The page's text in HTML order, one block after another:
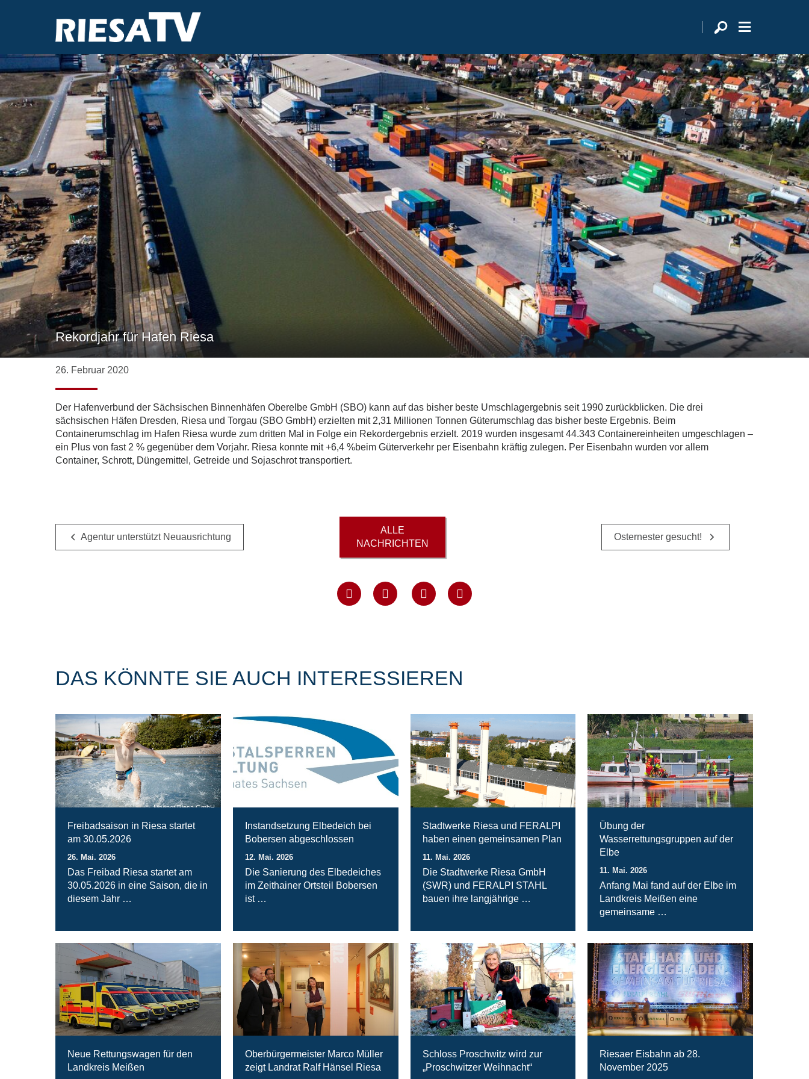
Rekordjahr für Hafen Riesa
26. Februar 2020
Der Hafenverbund der Sächsischen Binnenhäfen Oberelbe GmbH (SBO) kann auf das bisher beste Umschlagergebnis seit 1990 zurückblicken. Die drei
sächsischen Häfen Dresden, Riesa und Torgau (SBO GmbH) erzielten mit 2,31 Millionen Tonnen Güterumschlag das bisher beste Ergebnis. Beim
Containerumschlag im Hafen Riesa wurde zum dritten Mal in Folge ein Rekordergebnis erzielt. 2019 wurden insgesamt 44.343 Containereinheiten umgeschlagen –
ein Plus von fast 2 % gegenüber dem Vorjahr. Riesa konnte mit +6,4 %beim Güterverkehr per Eisenbahn kräftig zulegen. Per Eisenbahn wurden vor allem
Container, Schrott, Düngemittel, Getreide und Sojaschrot transportiert.
Agentur unterstützt Neuausrichtung
ALLE
NACHRICHTEN
Osternester gesucht!
DAS KÖNNTE SIE AUCH INTERESSIEREN
Magnet Riesa GmbH
Freibadsaison in Riesa startet
am 30.05.2026
26. Mai. 2026
Das Freibad Riesa startet am
30.05.2026 in eine Saison, die in
diesem Jahr …
Instandsetzung Elbedeich bei
Bobersen abgeschlossen
12. Mai. 2026
Die Sanierung des Elbedeiches
im Zeithainer Ortsteil Bobersen
ist …
Stadtwerke Riesa und FERALPI
haben einen gemeinsamen Plan
11. Mai. 2026
Die Stadtwerke Riesa GmbH
(SWR) und FERALPI STAHL
bauen ihre langjährige …
Übung der
Wasserrettungsgruppen auf der
Elbe
11. Mai. 2026
Anfang Mai fand auf der Elbe im
Landkreis Meißen eine
gemeinsame …
Neue Rettungswagen für den
Landkreis Meißen
Oberbürgermeister Marco Müller
zeigt Landrat Ralf Hänsel Riesa
Schloss Proschwitz wird zur
„Proschwitzer Weihnacht“
Riesaer Eisbahn ab 28.
November 2025